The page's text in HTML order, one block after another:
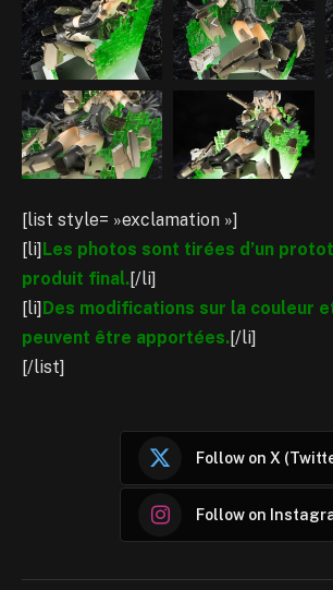
[list style= »exclamation »]
[li] Les photos sont tirées d’un
produit final.[/li]
[li] Des modifications sur la couleur
peuvent être apportées.[/li]
[/list]
Follow on X
Follow on